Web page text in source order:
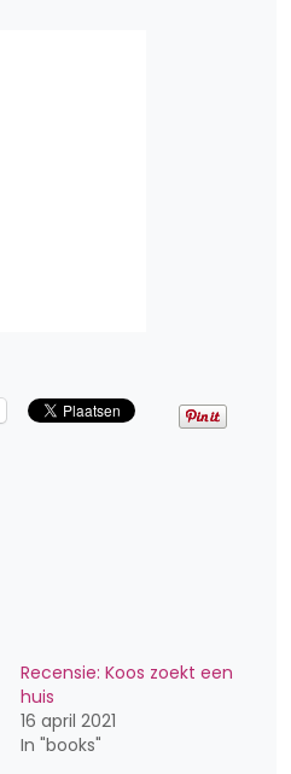
Recensie: Koos zoekt een
huis
16 april 2021
In "books"